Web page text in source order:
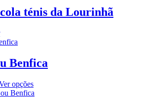
ténis da Lourinhã
Benfica
opçõesThis
product